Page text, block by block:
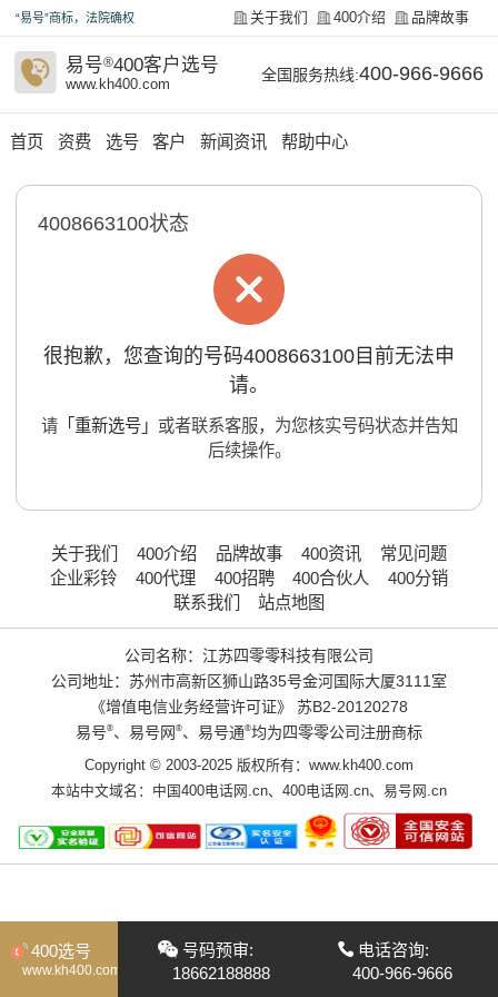
“易号”商标，法院确权 关于我们 400介绍 品牌故事
易号®400客户选号
www.kh400.com
全国服务热线:400-966-9666
首页 资费 选号 客户 新闻资讯 帮助中心
4008663100状态
很抱歉，您查询的号码4008663100目前无法申
请。
请「重新选号」 或者联系客服，为您核实号码状态并告知
后续操作。
关于我们 400介绍 品牌故事 400资讯
常见问题
企业彩铃
400代理 400招聘 400合伙人
400分销
联系我们
站点地图
公司名称：江苏四零零科技有限公司
公司地址：苏州市高新区狮山路35号金河国际大厦3111室
《增值电信业务经营许可证》
苏B2-20120278
易号®、易号网 ®、易号通®均为四零零公司注册商标
Copyright © 2003-2025 版权所有：www.kh400.com
本站中文域名： 中国400电话网.cn、 400电话网.cn、 易号网.cn
400选号
www.kh400.com
号码预审:
18662188888
电话咨询:
400-966-9666